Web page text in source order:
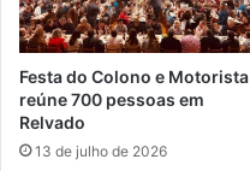
Festa do Colono e Motorista
reúne 700 pessoas em
Relvado
13 de julho de 2026